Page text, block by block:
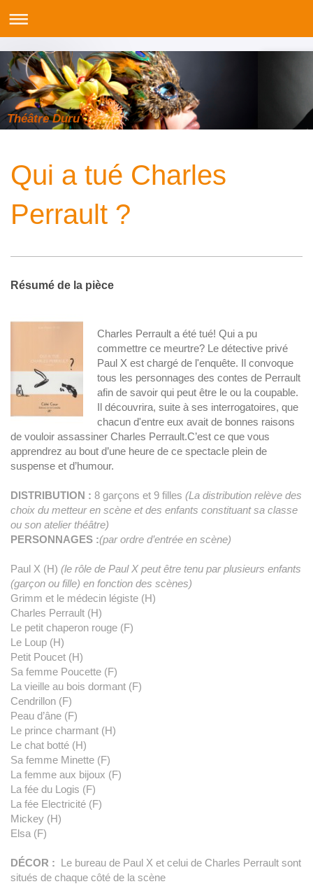
Théâtre Duru
Qui a tué Charles
Perrault ?
Résumé de la pièce
Charles Perrault a été tué! Qui a pu
commettre ce meurtre? Le détective privé
Paul X est chargé de l'enquête. Il convoque
tous les personnages des contes de Perrault
afin de savoir qui peut être le ou la coupable.
Il découvrira, suite à ses interrogatoires, que
chacun d'entre eux avait de bonnes raisons
de vouloir assassiner Charles Perrault.C’est ce que vous
apprendrez au bout d’une heure de ce spectacle plein de
suspense et d’humour.
DISTRIBUTION : 8 garçons et 9 filles (La distribution relève des
choix du metteur en scène et des enfants constituant sa classe
ou son atelier théâtre)
PERSONNAGES :(par ordre d’entrée en scène)
Paul X (H) (le rôle de Paul X peut être tenu par plusieurs enfants
(garçon ou fille) en fonction des scènes)
Grimm et le médecin légiste (H)
Charles Perrault (H)
L e petit chaperon rouge (F)
Le Loup (H)
Petit Poucet (H)
Sa femme Poucette (F)
La vieille au bois dormant (F)
Cendrillon (F)
Peau d’âne (F)
Le prince charmant (H)
Le chat botté (H)
Sa femme Minette (F)
La femme aux bijoux (F)
La fée du Logis (F)
La fée Electricité (F)
Mickey (H)
Elsa (F)
DÉCOR : Le bureau de Paul X et celui de Charles Perrault sont
situés de chaque côté de la scène